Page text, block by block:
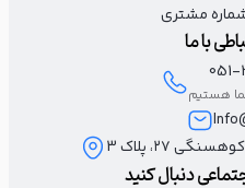
دیدن محصول، کلیک روی
اطلاعات بیشتر یا هر اقدام
کند.
مشتری
با ما
051-
هستیم
۲۷، پلاک 3
دنبال کنید